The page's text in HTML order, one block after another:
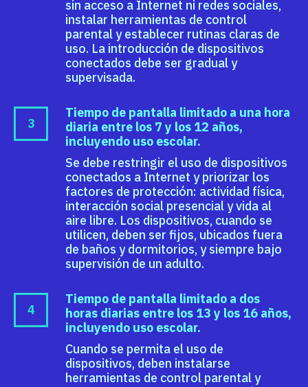
sin acceso a Internet ni redes sociales,
instalar herramientas de control
parental y establecer rutinas claras de
uso. La introducción de dispositivos
conectados debe ser gradual y
supervisada.
Tiempo de pantalla limitado a una hora
diaria entre los 7 y los 12 años,
incluyendo uso escolar.
Se debe restringir el uso de dispositivos
conectados a Internet y priorizar los
factores de protección: actividad física,
interacción social presencial y vida al
aire libre. Los dispositivos, cuando se
utilicen, deben ser fijos, ubicados fuera
de baños y dormitorios, y siempre bajo
supervisión de un adulto.
Tiempo de pantalla limitado a dos
horas diarias entre los 13 y los 16 años,
incluyendo uso escolar.
Cuando se permita el uso de
dispositivos, deben instalarse
herramientas de control parental y